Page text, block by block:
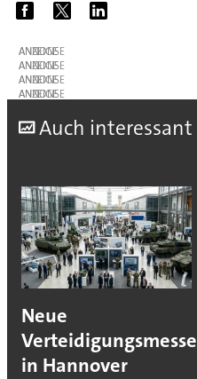
ANZEIGE
ANZEIGE
ANZEIGE
ANZEIGE
Auch interessant
Neue
Verteidigungsmesse
in Hannover